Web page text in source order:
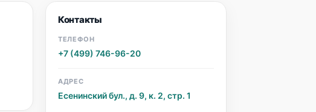
Контакты
ТЕЛЕФОН
+7 (499) 746-96-20
АДРЕС
Есенинский бул., д. 9, к. 2, стр. 1